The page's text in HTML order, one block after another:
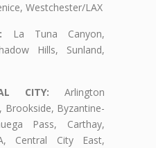
Westchester/LAX
La Tuna Canyon,
Hills, Sunland,
CITY: Arlington
Brookside, Byzantine-
Pass, Carthay,
Central City East,